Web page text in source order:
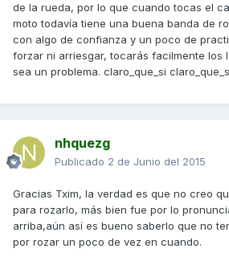
de la rueda, por lo que cuando tocas el
moto todavía tiene una buena banda de
con algo de confianza y un poco de
forzar ni arriesgar, tocarás facilmente los
sea un problema. claro_que_si
nhquezg
Publicado 2 de Junio del 2015
Gracias Txim, la verdad es que no creo
para rozarlo, más bien fue por lo
arriba,aún así es bueno saberlo que no
por rozar un poco de vez en cuando.